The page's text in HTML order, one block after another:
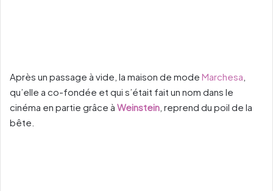
Après un passage à vide, la maison de mode Marchesa
qu’elle a co-fondée et qui s’était fait un nom dans le
cinéma en partie grâce à Weinstein , reprend du poil de la
bête.